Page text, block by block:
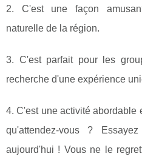
2. C'est une façon
naturelle de la région.
3. C'est parfait pour les
recherche d'une expérience
4. C'est une activité abordable
qu'attendez-vous ?
aujourd'hui ! Vous ne le